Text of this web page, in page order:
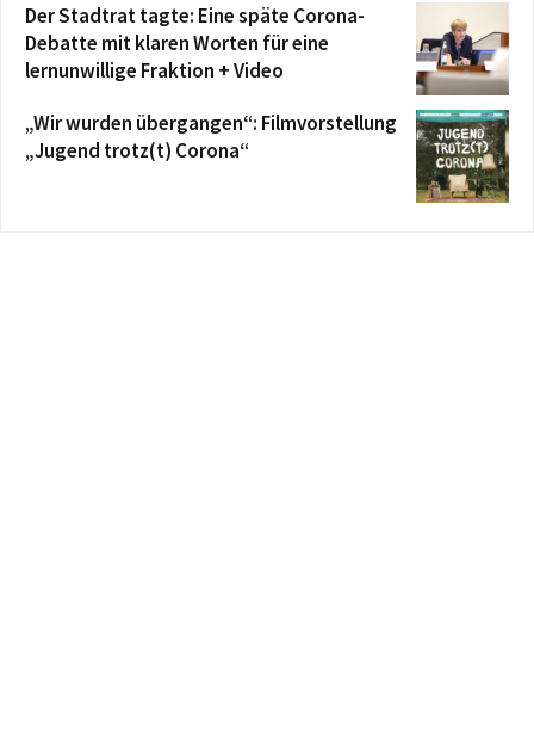
Der Stadtrat tagte: Eine späte Corona-
Debatte mit klaren Worten für eine
lernunwillige Fraktion + Video
„Wir wurden übergangen“: Filmvorstellung
„Jugend trotz(t) Corona“